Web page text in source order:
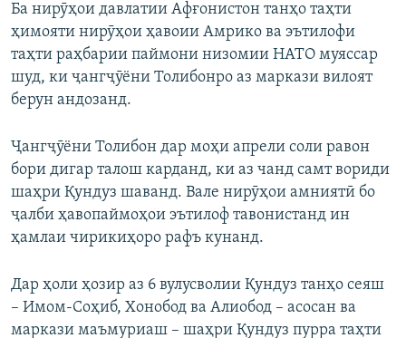
Ба нирӯҳои давлатии Афғонистон танҳо таҳти
ҳимояти нирӯҳои ҳавоии Амрико ва эътилофи
таҳти раҳбарии паймони низомии НАТО муяссар
шуд, ки ҷангҷӯёни Толибонро аз маркази вилоят
берун андозанд.
Ҷангҷӯёни Толибон дар моҳи апрели соли равон
бори дигар талош карданд, ки аз чанд самт вориди
шаҳри Қундуз шаванд. Вале нирӯҳои амниятӣ бо
ҷалби ҳавопаймоҳои эътилоф тавонистанд ин
ҳамлаи чирикиҳоро рафъ кунанд.
Дар ҳоли ҳозир аз 6 вулусволии Қундуз танҳо сеяш
– Имом-Соҳиб, Хонобод ва Алиобод – асосан ва
маркази маъмуриаш – шаҳри Қундуз пурра таҳти